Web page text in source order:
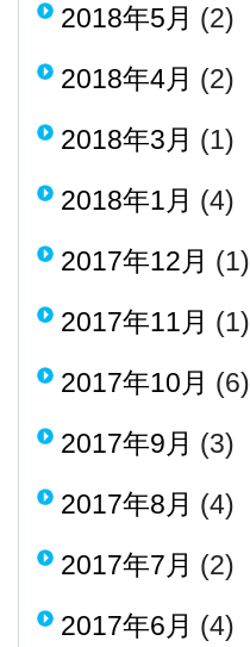
2018年5月 (2)
2018年4月 (2)
2018年3月 (1)
2018年1月 (4)
2017年12月 (1)
2017年11月 (1)
2017年10月 (6)
2017年9月 (3)
2017年8月 (4)
2017年7月 (2)
2017年6月 (4)